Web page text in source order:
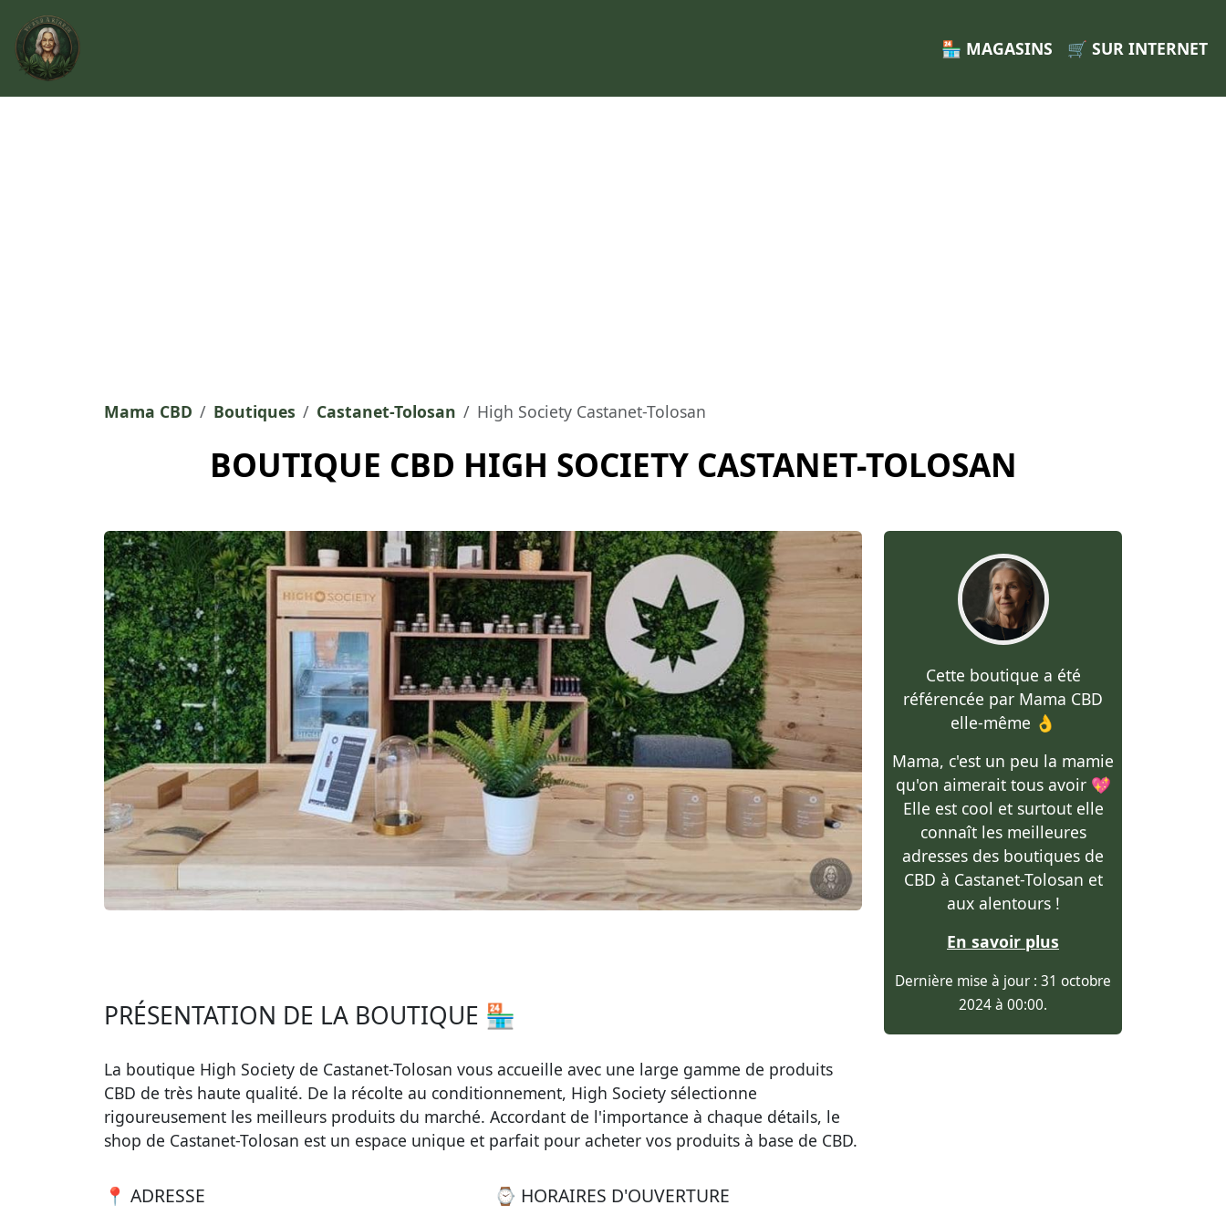
🏪 MAGASINS 🛒 SUR INTERNET
Mama CBD Boutiques Castanet-Tolosan High Society Castanet-Tolosan
BOUTIQUE CBD HIGH SOCIETY CASTANET-TOLOSAN
PRÉSENTATION DE LA BOUTIQUE 🏪
La boutique High Society de Castanet-Tolosan vous accueille avec une large gamme de produits
CBD de très haute qualité. De la récolte au conditionnement, High Society sélectionne
rigoureusement les meilleurs produits du marché. Accordant de l'importance à chaque détails, le
shop de Castanet-Tolosan est un espace unique et parfait pour acheter vos produits à base de CBD.
📍 ADRESSE ⌚ HORAIRES D'OUVERTURE
Cette boutique a été
référencée par Mama CBD
elle-même 👌
Mama, c'est un peu la mamie
qu'on aimerait tous avoir 💖
Elle est cool et surtout elle
connaît les meilleures
adresses des boutiques de
CBD à Castanet-Tolosan et
aux alentours !
En savoir plus
Dernière mise à jour : 31 octobre
2024 à 00:00.